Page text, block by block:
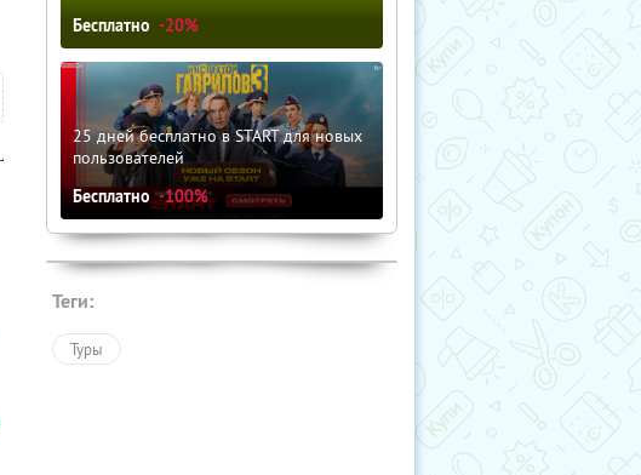
Бесплатно -20%
25 дней бесплатно в START для новых
пользователей
Бесплатно -100%
Теги:
Туры